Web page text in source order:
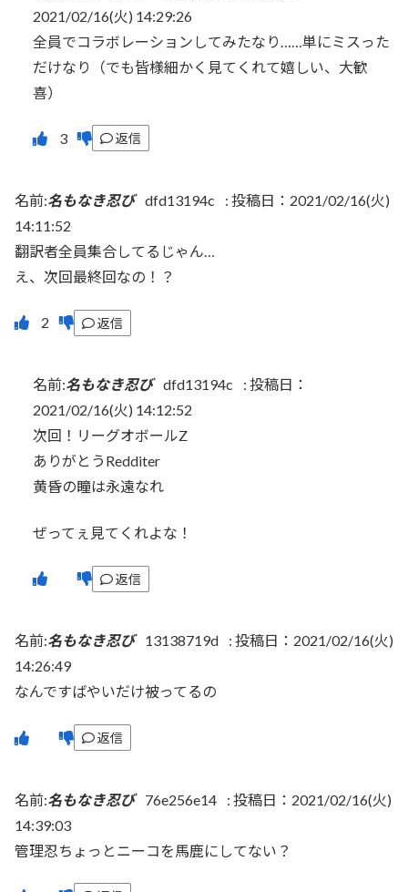
2021/02/16(火) 14:29:26
全員でコラボレーションしてみたなり……単にミスった
だけなり（でも皆様細かく見てくれて嬉しい、大歓
喜）
返信
名前:名もなき忍び dfd13194c : 投稿日：2021/02/16(火)
14:11:52
翻訳者全員集合してるじゃん…
え、次回最終回なの！？
返信
名前:名もなき忍び dfd13194c : 投稿日：
2021/02/16(火) 14:12:52
次回！リーグオボールZ
ありがとうRedditer
黄昏の瞳は永遠なれ
ぜってぇ見てくれよな！
返信
名前:名もなき忍び 13138719d : 投稿日：2021/02/16(火)
14:26:49
なんですばやいだけ被ってるの
返信
名前:名もなき忍び 76e256e14 : 投稿日：2021/02/16(火)
14:39:03
管理忍ちょっとニーコを馬鹿にしてない？